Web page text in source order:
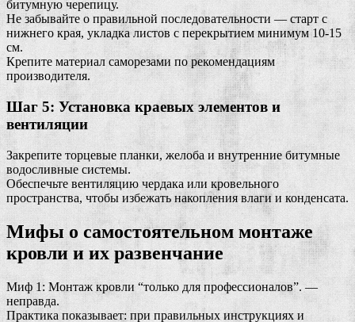
битумную черепицу.
Не забывайте о правильной последовательности — старт с
нижнего края, укладка листов с перекрытием минимум 10-15
см.
Крепите материал саморезами по рекомендациям
производителя.
Шаг 5: Установка краевых элементов и
вентиляции
Закрепите торцевые планки, желоба и внутренние битумные
водосливные системы.
Обеспечьте вентиляцию чердака или кровельного
пространства, чтобы избежать накопления влаги и конденсата.
Мифы о самостоятельном монтаже
кровли и их развенчание
Миф 1: Монтаж кровли “только для профессионалов”. —
неправда.
Практика показывает: при правильных инструкциях и